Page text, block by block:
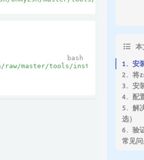
raw/master/tools/install.sh)
本
1. 安
2. 将
3. 安
4. 配
5. 解
选）
6. 验
常见问